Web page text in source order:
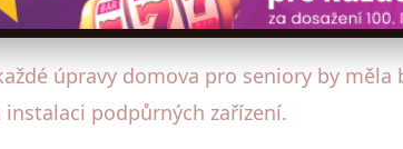
úpravy domova pro seniory by
instalaci podpůrných zařízení.